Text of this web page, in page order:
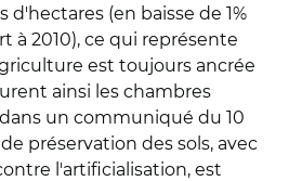
d'hectares (en baisse de 1%
à 2010), ce qui représente
est toujours ancrée
ainsi les chambres
un communiqué du 10
préservation des sols, avec
l'artificialisation, est